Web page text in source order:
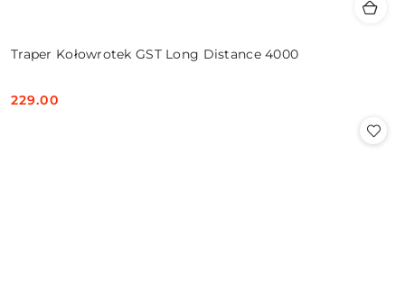
Traper Kołowrotek GST Long Distance 4000
Cena:
229.00